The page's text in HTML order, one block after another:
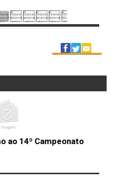
ao 14º Campeonato